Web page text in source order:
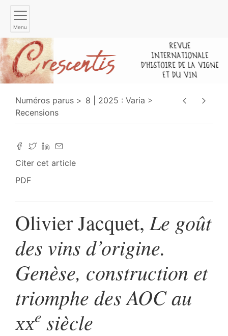
Menu
Numéros parus
8 | 2025 : Varia
Recensions
Citer cet article
PDF
Olivier Jacquet, Le goût
des vins d’origine.
Genèse, construction et
triomphe des AOC au
xxe siècle